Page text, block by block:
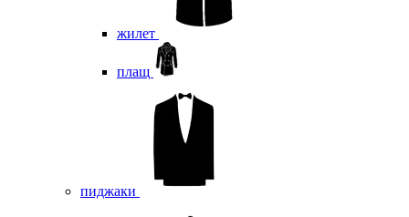
жилет
плащ
пиджаки